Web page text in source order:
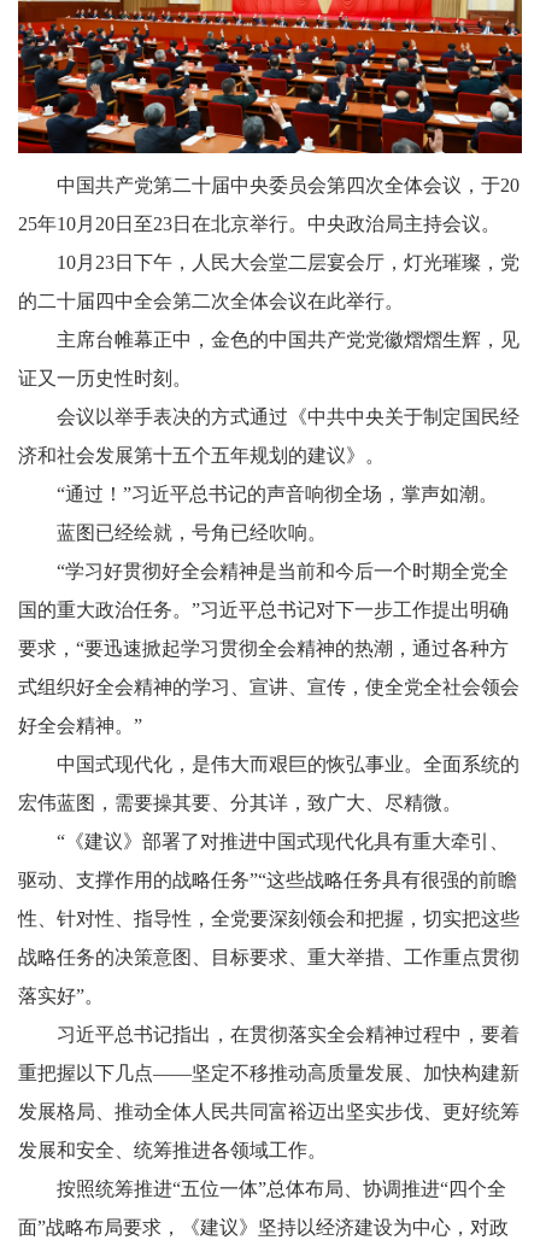
中国共产党第二十届中央委员会第四次全体会议，于20
25年10月20日至23日在北京举行。中央政治局主持会议。
10月23日下午，人民大会堂二层宴会厅，灯光璀璨，党
的二十届四中全会第二次全体会议在此举行。
主席台帷幕正中，金色的中国共产党党徽熠熠生辉，见
证又一历史性时刻。
会议以举手表决的方式通过《中共中央关于制定国民经
济和社会发展第十五个五年规划的建议》。
“通过！”习近平总书记的声音响彻全场，掌声如潮。
蓝图已经绘就，号角已经吹响。
“学习好贯彻好全会精神是当前和今后一个时期全党全
国的重大政治任务。”习近平总书记对下一步工作提出明确
要求，“要迅速掀起学习贯彻全会精神的热潮，通过各种方
式组织好全会精神的学习、宣讲、宣传，使全党全社会领会
好全会精神。”
中国式现代化，是伟大而艰巨的恢弘事业。全面系统的
宏伟蓝图，需要操其要、分其详，致广大、尽精微。
“《建议》部署了对推进中国式现代化具有重大牵引、
驱动、支撑作用的战略任务”“这些战略任务具有很强的前瞻
性、针对性、指导性，全党要深刻领会和把握，切实把这些
战略任务的决策意图、目标要求、重大举措、工作重点贯彻
落实好”。
习近平总书记指出，在贯彻落实全会精神过程中，要着
重把握以下几点——坚定不移推动高质量发展、加快构建新
发展格局、推动全体人民共同富裕迈出坚实步伐、更好统筹
发展和安全、统筹推进各领域工作。
按照统筹推进“五位一体”总体布局、协调推进“四个全
面”战略布局要求，《建议》坚持以经济建设为中心，对政